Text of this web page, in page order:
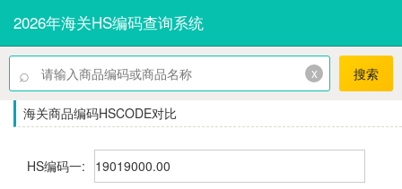
2026年海关HS编码查询系统
⌕ x 搜索
海关商品编码HSCODE对比
HS编码一: